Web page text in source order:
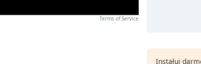
Terms of Service
Instałuj